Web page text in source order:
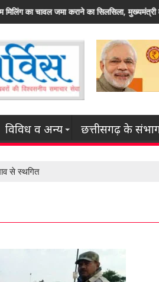
की दूरदर्शी सोच और उदार फैसलों का
विविध व अन्य छत्तीसगढ़ के
से स्थगित